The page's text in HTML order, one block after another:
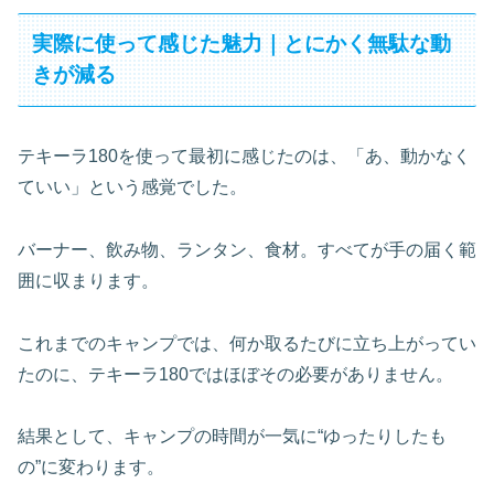
実際に使って感じた魅力｜とにかく無駄な動
きが減る
テキーラ180を使って最初に感じたのは、「あ、動かなく
ていい」という感覚でした。
バーナー、飲み物、ランタン、食材。すべてが手の届く範
囲に収まります。
これまでのキャンプでは、何か取るたびに立ち上がってい
たのに、テキーラ180ではほぼその必要がありません。
結果として、キャンプの時間が一気に“ゆったりしたも
の”に変わります。